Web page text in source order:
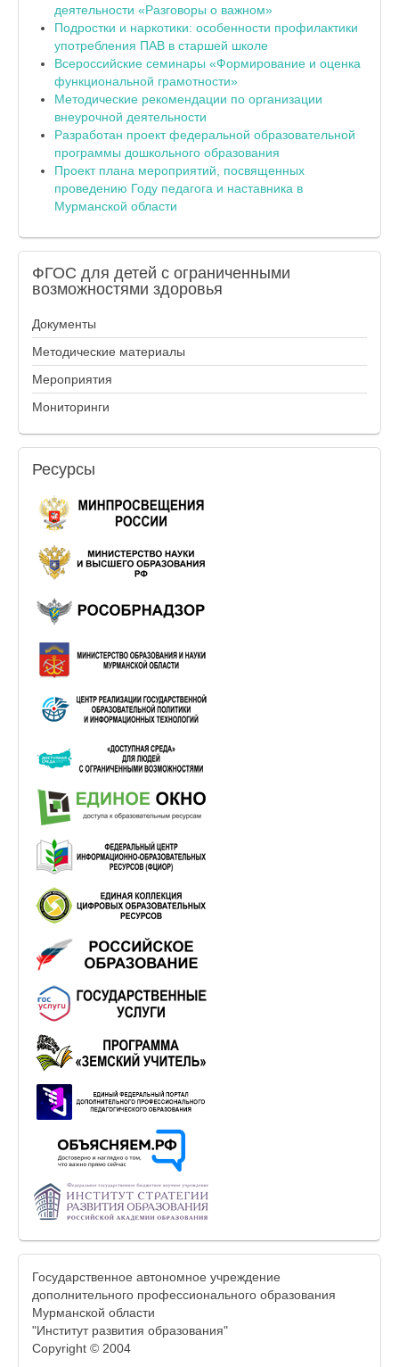
деятельности «Разговоры о важном»
Подростки и наркотики: особенности профилактики
употребления ПАВ в старшей школе
Всероссийские семинары «Формирование и оценка
функциональной грамотности»
Методические рекомендации по организации
внеурочной деятельности
Разработан проект федеральной образовательной
программы дошкольного образования
Проект плана мероприятий, посвященных
проведению Году педагога и наставника в
Мурманской области
ФГОС для детей с ограниченными
возможностями здоровья
Документы
Методические материалы
Мероприятия
Мониторинги
Ресурсы
Государственное автономное учреждение
дополнительного профессионального образования
Мурманской области
"Институт развития образования"
Copyright © 2004